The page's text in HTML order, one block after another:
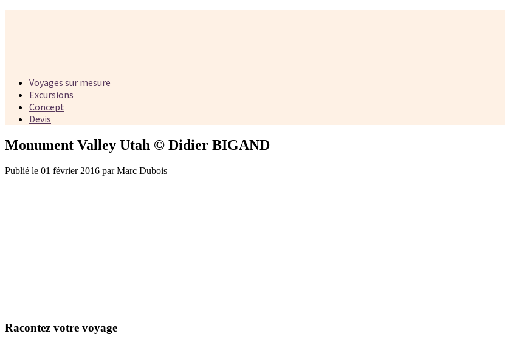
Voyages sur mesure
Excursions
Concept
Devis
Monument Valley Utah © Didier BIGAND
Publié le 01 février 2016 par Marc Dubois
Racontez votre voyage